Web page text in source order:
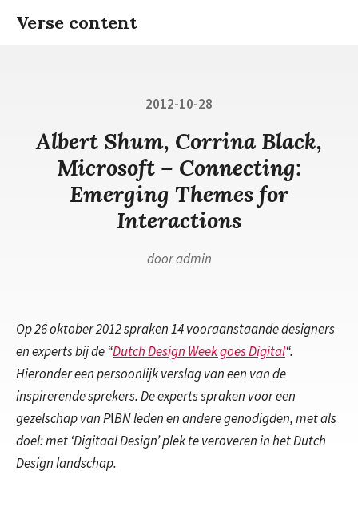
naarVerse content
Gepubliceerd
2012-10-28
Albert Shum, Corrina Black,
Microsoft – Connecting:
Emerging Themes for
Interactions
dooradmin
Op 26 oktober 2012 spraken 14 vooraanstaande designers
en experts bij de “Dutch Design Week goes Digital“.
Hieronder een persoonlijk verslag van een van de
inspirerende sprekers. De experts spraken voor een
gezelschap van PIBN leden en andere genodigden, met als
doel: met ‘Digitaal Design’ plek te veroveren in het Dutch
Design landschap.